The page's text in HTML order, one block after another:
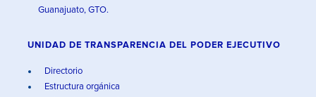
Guanajuato, GTO.
UNIDAD DE TRANSPARENCIA DEL PODER EJECUTIVO
Directorio
Estructura orgánica